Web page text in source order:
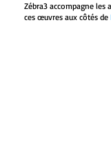
Zébra3 accompagne les
ces œuvres aux côtés de